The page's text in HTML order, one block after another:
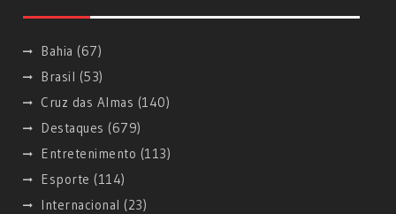
Bahia (67)
Brasil (53)
Cruz das Almas (140)
Destaques (679)
Entretenimento (113)
Esporte (114)
Internacional (23)